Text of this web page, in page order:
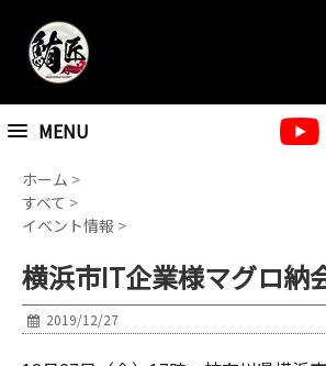
MENU
ホーム >
すべて >
イベント情報 >
横浜市IT企業様マグロ納
2019/12/27